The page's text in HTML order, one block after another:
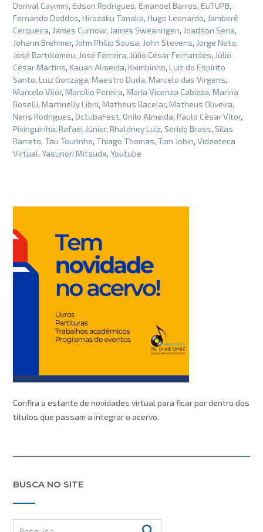
Dorival Caymmi, Edson Rodrigues, Emanoel Barros, EuTUPB,
Fernando Deddos, Hirozaku Tanaka, Hugo Leonardo, Jamberê
Cerqueira, James Curnow, James Swearingen, Joadson Sena,
Johann Brehmer, John Philip Sousa, John Stevens, Jorge Neto,
José Bartolomeu, José Ferreira, Júlio César Fernandes, Júlio
César Martins, Kauan Almeida, Kximbinho, Luiz do Espírito
Santo, Luiz Gonzaga, Maestro Duda, Marcelo das Virgens,
Marcelo Vilor, Marcílio Pereira, Maria Vicenza Cabizza, Marina
Boselli, Martinelly Libni, Matheus Bacelar, Matheus Oliveira,
Neris Rodrigues, OctubaFest, Onilo Almeida, Paulo César Vítor,
Pixinguinha, Rafael Júnior, Rhaldney Luiz, Seridó Brass, Silas
Barreto, Tau Tourinho, Thiago Thomas, Tom Jobin, Videoteca
Virtual, Yasunori Mitsuda, Youtube
Confira a estante de novidades virtual para ficar por dentro dos
títulos que passam a integrar o acervo.
BUSCA NO SITE